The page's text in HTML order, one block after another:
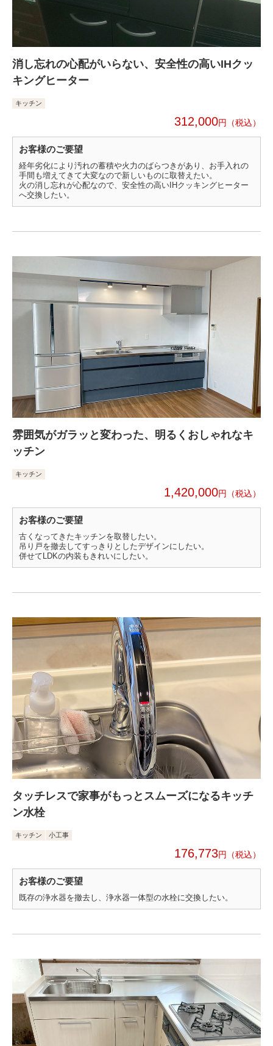
消し忘れの心配がいらない、安全性の高いIHクッ
キングヒーター
キッチン
312,000円
お客様のご要望
経年劣化により汚れの蓄積や火力のばらつきがあり、お手入れの
手間も増えてきて大変なので新しいものに取替えたい。
火の消し忘れが心配なので、安全性の高いIHクッキングヒーター
へ交換したい。
雰囲気がガラッと変わった、明るくおしゃれなキ
ッチン
キッチン
1,420,000円
お客様のご要望
古くなってきたキッチンを取替したい。
吊り戸を撤去してすっきりとしたデザインにしたい。
併せてLDKの内装もきれいにしたい。
タッチレスで家事がもっとスムーズになるキッチ
ン水栓
キッチン 小工事
176,773円
お客様のご要望
既存の浄水器を撤去し、浄水器一体型の水栓に交換したい。